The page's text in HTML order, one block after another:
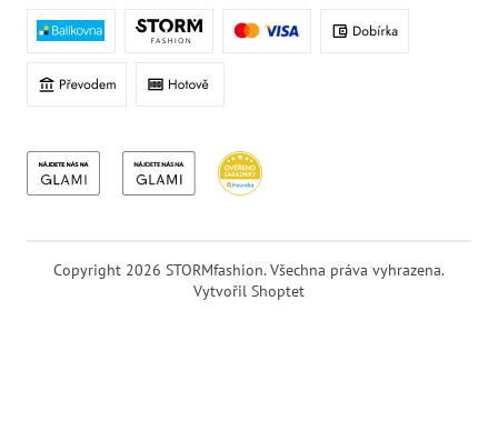
Vytvořil Shoptet
Copyright 2026 STORMfashion. Všechna práva vyhrazena.